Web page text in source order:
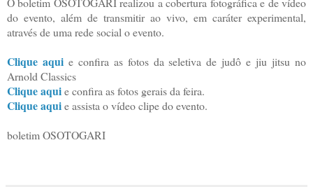
do evento, além de transmitir ao vivo, em caráter experimental,
através de uma rede social o evento.
Clique aquie confira as fotos da seletiva de judô e jiu jitsu no
Arnold Classics
Clique aquie confira as fotos gerais da feira.
Clique aquie assista o vídeo clipe do evento.
boletim OSOTOGARI